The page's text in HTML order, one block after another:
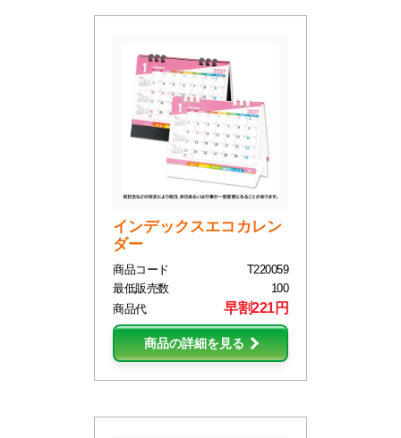
インデックスエコカレン
ダー
商品コード
T220059
最低販売数
100
商品代
早割221円
商品の詳細を見る